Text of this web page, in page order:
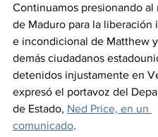
Continuamos presionando al
de Maduro para la liberación
e incondicional de Matthew
demás ciudadanos
detenidos injustamente en
expresó el portavoz del
de Estado, Ned Price, en un
comunicado.